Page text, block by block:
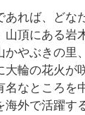
あれば、どな
山頂にある岩
かやぶきの里
大輪の花火が
名なところを
海外で活躍す